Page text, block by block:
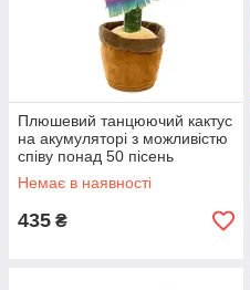
Плюшевий танцюючий кактус
на акумуляторі з можливістю
співу понад 50 пісень
зелений 32х12х12 см
Немає в наявності
435 ₴